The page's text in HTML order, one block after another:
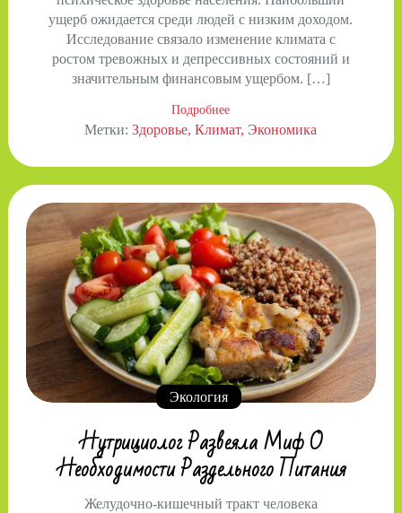
ущерб ожидается среди людей с низким доходом.
Исследование связало изменение климата с
ростом тревожных и депрессивных состояний и
значительным финансовым ущербом. […]
Подробнее
Метки:Здоровье Климат Экономика
Экология
Нутрициолог Развеяла Миф О
Необходимости Раздельного Питания
Желудочно-кишечный тракт человека